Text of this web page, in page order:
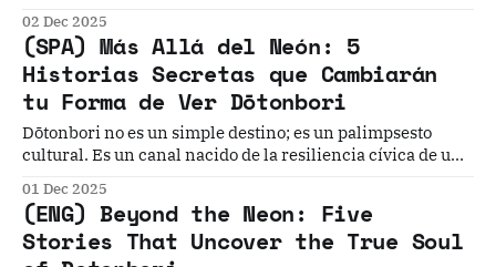
lugar é muito mais do que um espetáculo de néons. É um
reflexo do espírito "Naniwa" de Osaca: pragmático...
02 Dec 2025
(SPA) Más Allá del Neón: 5
Historias Secretas que Cambiarán
tu Forma de Ver Dōtonbori
Dōtonbori no es un simple destino; es un palimpsesto
cultural. Es un canal nacido de la resiliencia cívica de un
la resiliencia cultural del arte y la política; un santuario
protegido por la resiliencia espiritual en medio del fuego...
01 Dec 2025
(ENG) Beyond the Neon: Five
Stories That Uncover the True Soul